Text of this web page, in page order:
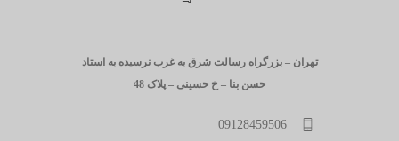
تهران – بزرگراه رسالت شرق به غرب نرسیده به استاد
حسن بنا – خ حسینی – پلاک 48
09128459506